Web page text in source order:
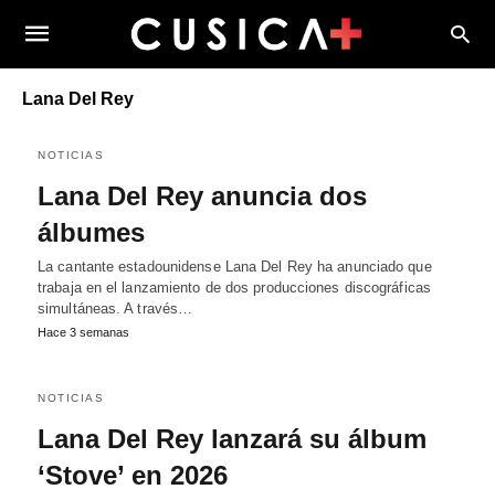
Lana Del Rey
NOTICIAS
Lana Del Rey anuncia dos
álbumes
La cantante estadounidense Lana Del Rey ha anunciado que
trabaja en el lanzamiento de dos producciones discográficas
simultáneas. A través…
Hace 3 semanas
NOTICIAS
Lana Del Rey lanzará su álbum
‘Stove’ en 2026